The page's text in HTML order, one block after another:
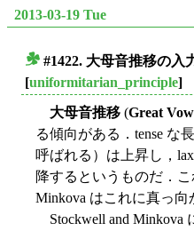
2013-03-19 Tue
#1422. 大母音推移の入
[uniformitarian_principle]
大母音推移 (Great
る傾向がある．tense な
呼ばれる）は上昇し，
降するというものだ．
Minkova はこれに真っ向
Stockwell and Minkova